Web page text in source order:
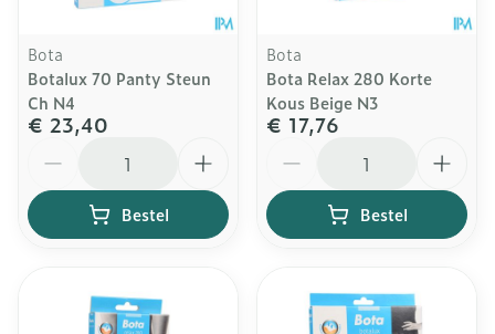
Bota
Botalux 70 Panty Steun
Ch N4
€ 23,40
Bestel
Bota
Bota Relax 280 Korte
Kous Beige N3
€ 17,76
Bestel